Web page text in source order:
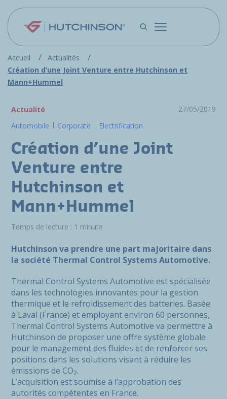
Aller au contenu principal
Accueil
Actualités
Création d’une Joint Venture entre Hutchinson et
Mann+Hummel
Actualité
27/05/2019
Automobile
Corporate Electrification
Création d’une Joint
Venture entre
Hutchinson et
Mann+Hummel
Temps de lecture : 1 minute
Hutchinson va prendre une part majoritaire dans
la société Thermal Control Systems Automotive.
Thermal Control Systems Automotive est spécialisée
dans les technologies innovantes pour la gestion
thermique et le refroidissement des batteries. Basée
à Laval (France) et employant environ 60 personnes,
Thermal Control Systems Automotive va permettre à
Hutchinson de proposer une offre système globale
pour le management des fluides et de renforcer ses
positions dans les solutions visant à réduire les
émissions de CO2.
L’acquisition est soumise à l’approbation des
autorités compétentes en France.